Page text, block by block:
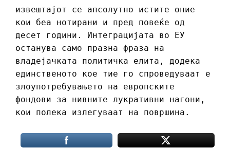
извештајот се апсолутно истите оние
кои беа нотирани и пред повеќе од
десет години. Интеграцијата во ЕУ
останува само празна фраза на
владејачката политичка елита, додека
единственото кое тие го спроведуваат е
злоупотребувањето на европските
фондови за нивните лукративни нагони,
кои полека излегуваат на површина.